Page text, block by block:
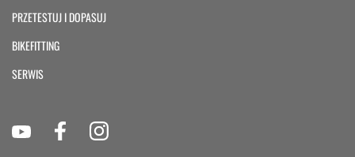
PRZETESTUJ I DOPASUJ
BIKEFITTING
SERWIS